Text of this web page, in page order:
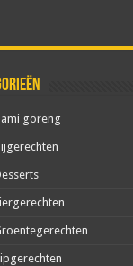
goreng